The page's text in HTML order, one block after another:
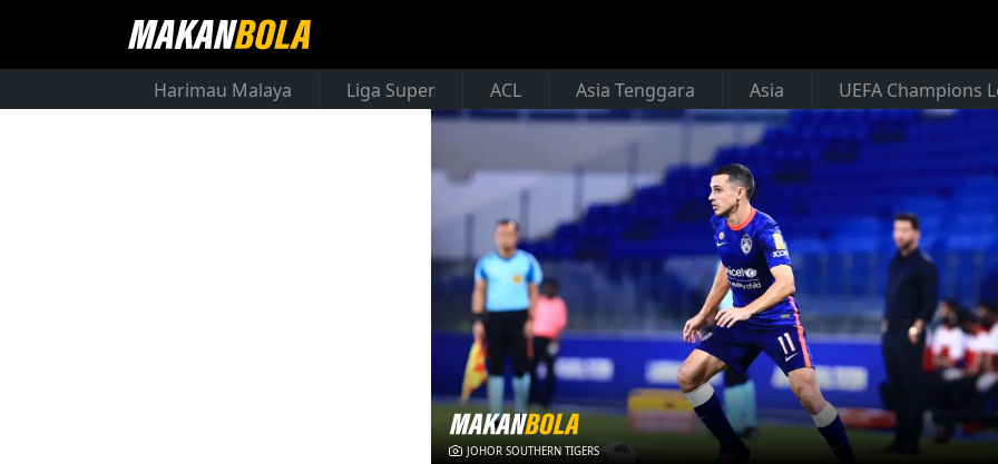
Harimau Malaya Liga Super ACL Asia Tenggara Asia UEFA Champions
JOHOR SOUTHERN TIGERS